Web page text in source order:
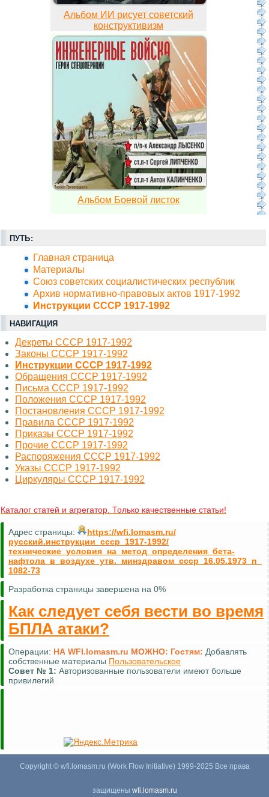
Альбом ИИ рисует советский
конструктивизм
Альбом Боевой листок
ПУТЬ:
Главная страница
Материалы
Союз советских социалистических республик
Архив нормативно-правовых актов 1917-1992
Инструкции СССР 1917-1992
НАВИГАЦИЯ
Декреты СССР 1917-1992
Законы СССР 1917-1992
Инструкции СССР 1917-1992
Обращения СССР 1917-1992
Письма СССР 1917-1992
Положения СССР 1917-1992
Постановления СССР 1917-1992
Правила СССР 1917-1992
Приказы СССР 1917-1992
Прочие СССР 1917-1992
Распоряжения СССР 1917-1992
Указы СССР 1917-1992
Циркуляры СССР 1917-1992
Каталог статей и агрегатор. Только качественные статьи!
Адрес страницы:
https://wfi.lomasm.ru/
русский.инструкции_ссср_1917-1992/
технические_условия_на_метод_определения_бета-
нафтола_в_воздухе_утв._минздравом_ссср_16.05.1973_n_
1082-73
Разработка страницы завершена на 0%
Как следует себя вести во время
БПЛА атаки?
Операции: НА WFI.lomasm.ru МОЖНО: Гостям: Добавлять
собственные материалы Пользовательское
Совет № 1: Авторизованные пользователи имеют больше
привилегий
Copyright © wfi.lomasm.ru (Work Flow Initiative) 1999-2025 Все права
защищены wfi.lomasm.ru